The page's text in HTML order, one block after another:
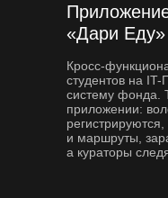
Кросс-
студентов на
систему фонда.
приложении:
и маршруты,
а кураторы
«Дари Еду»